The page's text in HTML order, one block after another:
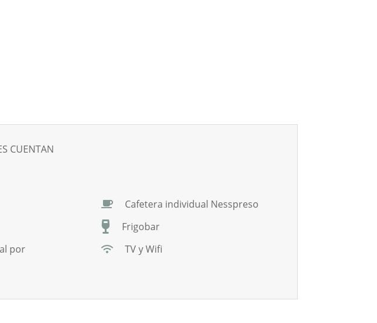
CUENTAN
por
Cafetera individual Nesspreso
Frigobar
TV y Wifi